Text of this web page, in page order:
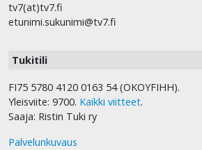
tv7(at)tv7.fi
etunimi.sukunimi@tv7.fi
Tukitili
FI75 5780 4120 0163 54 (OKOYFIHH).
Yleisviite: 9700. Kaikki viitteet.
Saaja: Ristin Tuki ry
Palvelunkuvaus